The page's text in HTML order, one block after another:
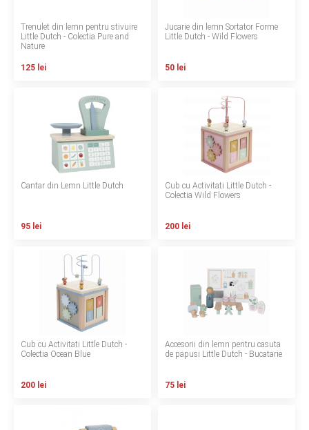
BAIE SI TOALETA
Informatii companie
Regulament giveaway
Showroom
Depozit
Q & A
Trenulet din lemn pentru stivuire
Little Dutch - Colectia Pure and
Nature
125 lei
Jucarie din lemn Sortator Forme
Little Dutch - Wild Flowers
50 lei
Cantar din Lemn Little Dutch
95 lei
Cub cu Activitati Little Dutch -
Colectia Wild Flowers
200 lei
Cub cu Activitati Little Dutch -
Colectia Ocean Blue
200 lei
Accesorii din lemn pentru casuta
de papusi Little Dutch - Bucatarie
75 lei